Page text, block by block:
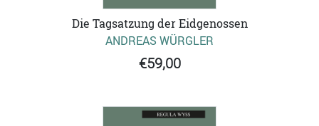
Die Tagsatzung der Eidgenossen
ANDREAS WÜRGLER
€59,00